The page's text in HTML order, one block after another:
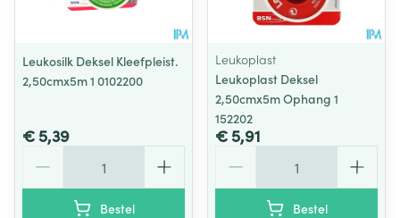
Leukosilk Deksel Kleefpleist.
2,50cmx5m 1 0102200
€ 5,39
Bestel
Leukoplast
Leukoplast Deksel
2,50cmx5m Ophang 1
152202
€ 5,91
Bestel